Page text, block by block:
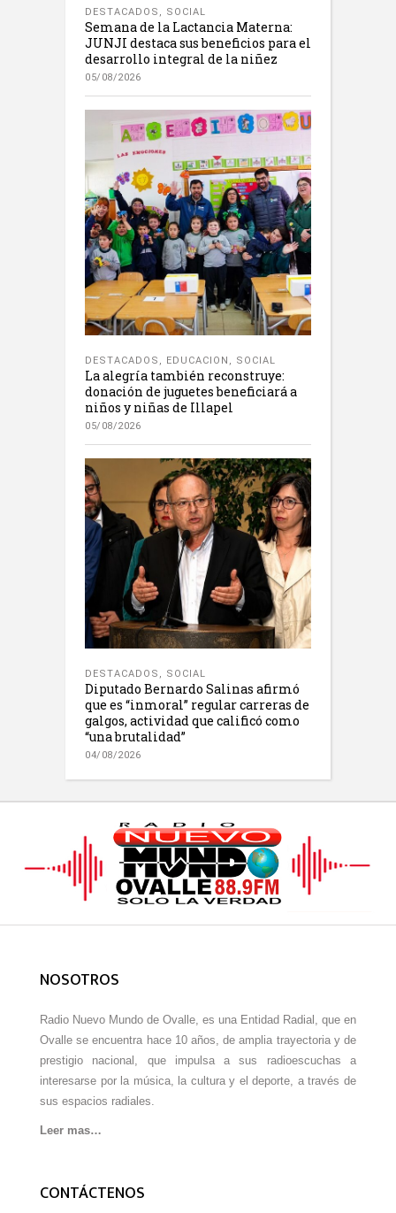
DESTACADOS , SOCIAL
Semana de la Lactancia Materna:
JUNJI destaca sus beneficios para el
desarrollo integral de la niñez
05/08/2026
DESTACADOS , EDUCACION , SOCIAL
La alegría también reconstruye:
donación de juguetes beneficiará a
niños y niñas de Illapel
05/08/2026
DESTACADOS , SOCIAL
Diputado Bernardo Salinas afirmó
que es “inmoral” regular carreras de
galgos, actividad que calificó como
“una brutalidad”
04/08/2026
NOSOTROS
Radio Nuevo Mundo de Ovalle, es una Entidad Radial, que en
Ovalle se encuentra hace 10 años, de amplia trayectoria y de
prestigio nacional, que impulsa a sus radioescuchas a
interesarse por la música, la cultura y el deporte, a través de
sus espacios radiales.
Leer mas…
CONTÁCTENOS